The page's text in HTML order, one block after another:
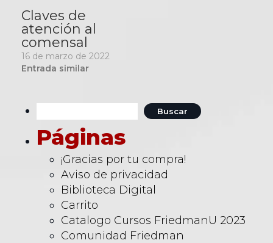
Claves de
atención al
comensal
16 de marzo de 2022
Entrada similar
Páginas
¡Gracias por tu compra!
Aviso de privacidad
Biblioteca Digital
Carrito
Catalogo Cursos FriedmanU 2023
Comunidad Friedman